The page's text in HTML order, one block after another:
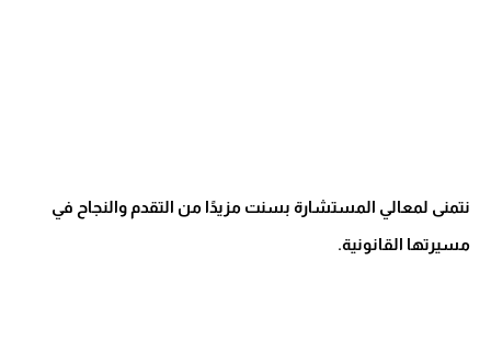
نتمنى لمعالي المستشارة بسنت مزيدًا من التقدم والنجاح في
مسيرتها القانونية.